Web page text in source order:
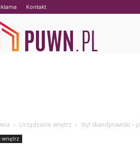
Kontakt
Urządzanie wnętrz Styl skandynawski –
wnętrz